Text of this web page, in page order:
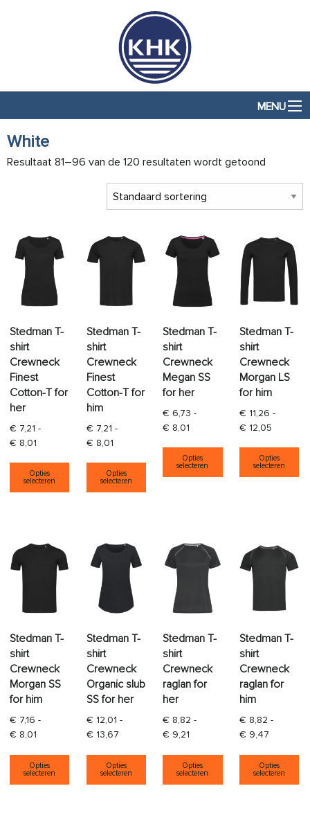
MENU
White
Resultaat 81–96 van de 120 resultaten wordt getoond
Stedman T-
shirt
Crewneck
Finest
Cotton-T for
her
€ 7,21 -
€ 8,01 Prijsklasse: € 7,21 tot € 8,01
Opties
selecteren
Dit product heeft meerdere variaties. Deze optie
Stedman T-
shirt
Crewneck
Finest
Cotton-T for
him
€ 7,21 -
€ 8,01Prijsklasse: € 7,21 tot € 8,01
Opties
selecteren
Dit product heeft meerdere
Stedman T-
shirt
Crewneck
Megan SS
for her
€ 6,73 -
€ 8,01 Prijsklasse: € 6,73 tot € 8,01
Opties
selecteren
Dit product heeft
Stedman T-
shirt
Crewneck
Morgan LS
for him
€ 11,26 -
€ 12,05
Opties
selecteren
Stedman T-
shirt
Crewneck
Morgan SS
for him
€ 7,16 -
€ 8,01 Prijsklasse: € 7,16 tot € 8,01
Opties
selecteren
Dit product heeft meerdere variaties. Deze optie
Stedman T-
shirt
Crewneck
Organic slub
SS for her
€ 12,01 -
€ 13,67Prijsklasse: € 12,01 tot € 13,67
Opties
selecteren
Dit product heeft meerdere
Stedman T-
shirt
Crewneck
raglan for
her
€ 8,82 -
€ 9,21 Prijsklasse: € 8,82 tot € 9,21
Opties
selecteren
Dit product heeft
Stedman T-
shirt
Crewneck
raglan for
him
€ 8,82 -
€ 9,47
Opties
selecteren